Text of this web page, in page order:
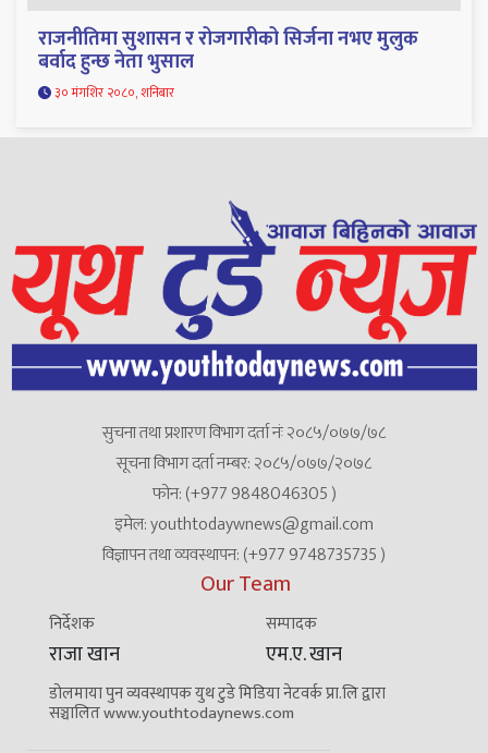
राजनीतिमा सुशासन र रोजगारीको सिर्जना नभए मुलुक
बर्वाद हुन्छ नेता भुसाल
३० मंगशिर २०८०, शनिबार
सुचना तथा प्रशारण विभाग दर्ता नंः २०८५/०७७/७८
सूचना विभाग दर्ता नम्बर: २०८५/०७७/२०७८
फोन: (+977 9848046305 )
इमेल: youthtodaywnews@gmail.com
विज्ञापन तथा व्यवस्थापन: (+977 9748735735 )
Our Team
निर्देशक
राजा खान
सम्पादक
एम.ए. खान
डोलमाया पुन व्यवस्थापक युथ टुडे मिडिया नेटवर्क प्रा.लि द्वारा
सञ्चालित www.youthtodaynews.com